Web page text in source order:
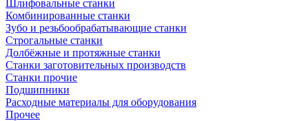
Шлифовальные станки
Комбинированные станки
Зубо и резьбообрабатывающие станки
Строгальные станки
Долбёжные и протяжные станки
Станки заготовительных производств
Станки прочие
Подшипники
Расходные материалы для оборудования
Прочее